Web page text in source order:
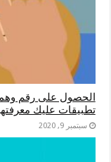
تطبيقات عليك
سبتمبر 9, 2020